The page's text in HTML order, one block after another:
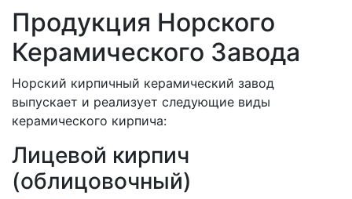
Продукция Норского
Керамического Завода
Норский кирпичный керамический завод
выпускает и реализует следующие виды
керамического кирпича:
Лицевой кирпич
(облицовочный)